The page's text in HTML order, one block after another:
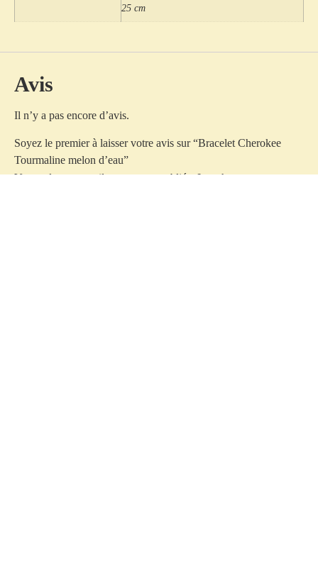
25 cm
Avis
Il n’y a pas encore d’avis.
Soyez le premier à laisser votre avis sur “Bracelet Cherokee
Tourmaline melon d’eau”
Votre adresse e-mail ne sera pas publiée. Les champs